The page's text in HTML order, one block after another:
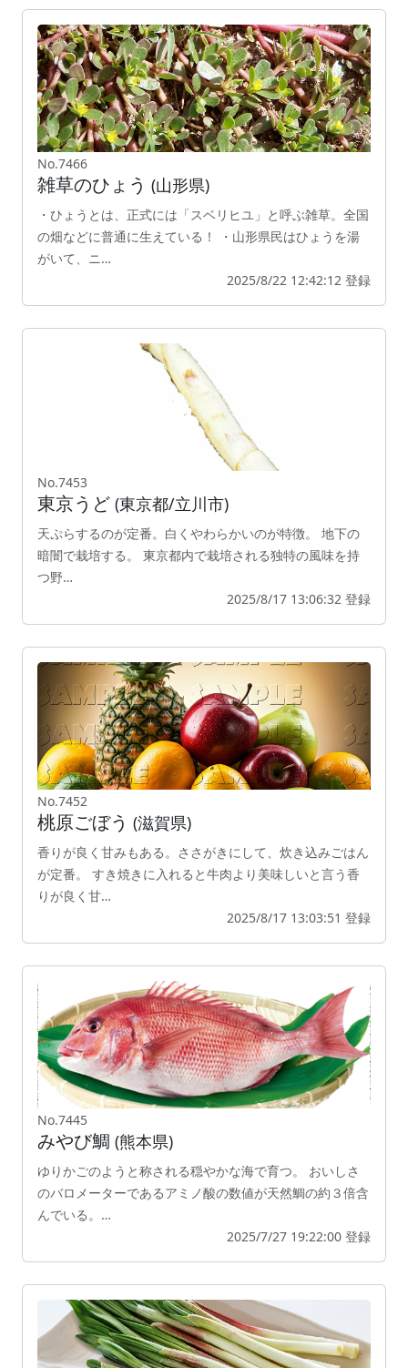
No.7466
雑草のひょう (山形県)
・ひょうとは、正式には「スベリヒユ」と呼ぶ雑草。全国
の畑などに普通に生えている！ ・山形県民はひょうを湯
がいて、ニ…
2025/8/22 12:42:12 登録
No.7453
東京うど (東京都/立川市)
天ぷらするのが定番。白くやわらかいのが特徴。 地下の
暗闇で栽培する。 東京都内で栽培される独特の風味を持
つ野…
2025/8/17 13:06:32 登録
No.7452
桃原ごぼう (滋賀県)
香りが良く甘みもある。ささがきにして、炊き込みごはん
が定番。 すき焼きに入れると牛肉より美味しいと言う香
りが良く甘…
2025/8/17 13:03:51 登録
No.7445
みやび鯛 (熊本県)
ゆりかごのようと称される穏やかな海で育つ。 おいしさ
のバロメーターであるアミノ酸の数値が天然鯛の約３倍含
んでいる。…
2025/7/27 19:22:00 登録